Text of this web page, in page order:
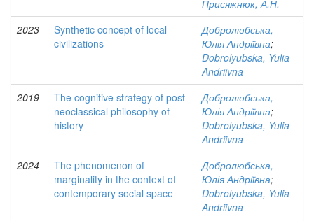
Присяжнюк, А.Н.
2023
Synthetic concept of local
civilizations
Добролюбська,
Юлія Андріївна;
Dobrolyubska, Yulia
Andriivna
2019
The cognitive strategy of post-
neoclassical philosophy of
history
Добролюбська,
Юлія Андріївна;
Dobrolyubska, Yulia
Andriivna
2024
The phenomenon of
marginality in the context of
contemporary social space
Добролюбська,
Юлія Андріївна;
Dobrolyubska, Yulia
Andriivna